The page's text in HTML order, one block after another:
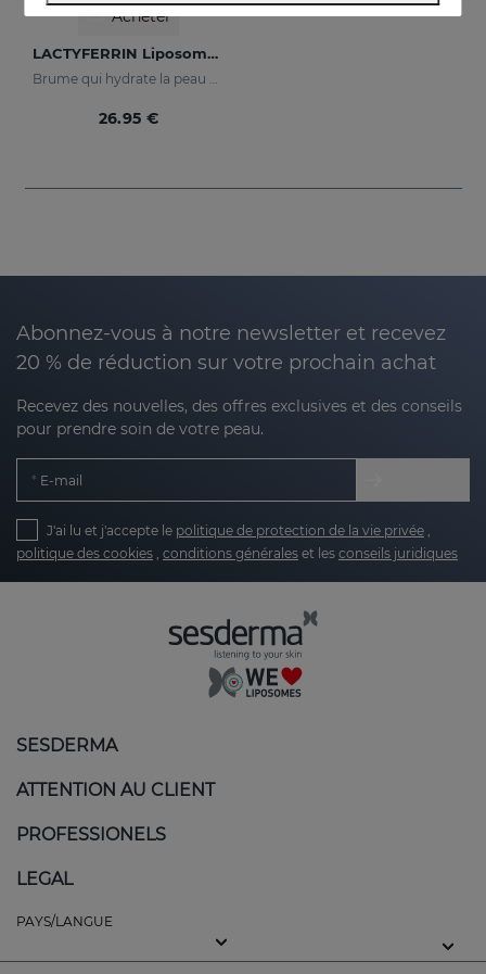
Acheter
LACTYFERRIN Liposomal Mist 30ml
Brume qui hydrate la peau et la maintient en parfait état
26.95 €
Abonnez-vous à notre newsletter et recevez
20 % de réduction sur votre prochain achat
Recevez des nouvelles, des offres exclusives et des conseils
pour prendre soin de votre peau.
E-mail
J'ai lu et j'accepte le politique de protection de la vie privée ,
politique des cookies , conditions générales et les conseils juridiques
SESDERMA
ATTENTION AU CLIENT
PROFESSIONELS
LEGAL
PAYS/LANGUE